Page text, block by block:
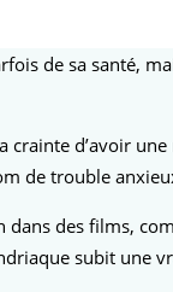
de sa santé,
crainte d’avoir
de trouble
des films,
subit une